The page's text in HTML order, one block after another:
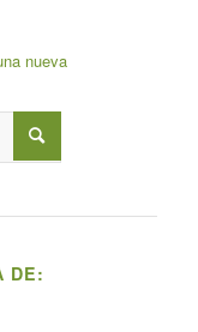
nueva
DE: